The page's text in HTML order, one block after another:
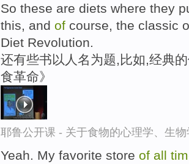
So these are diets where they
this, and of course, the classic
Diet Revolution.
还有些书以人名为题,比如,经典
食革命》
耶鲁公开课 - 关于食物的心理学、生
Yeah. My favorite store of all